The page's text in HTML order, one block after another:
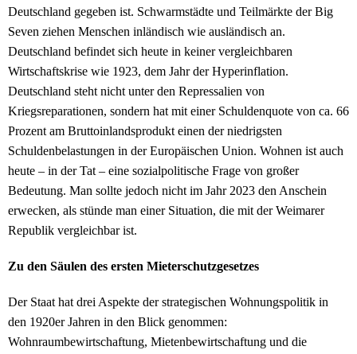
Deutschland gegeben ist. Schwarmstädte und Teilmärkte der Big
Seven ziehen Menschen inländisch wie ausländisch an.
Deutschland befindet sich heute in keiner vergleichbaren
Wirtschaftskrise wie 1923, dem Jahr der Hyperinflation.
Deutschland steht nicht unter den Repressalien von
Kriegsreparationen, sondern hat mit einer Schuldenquote von ca. 66
Prozent am Bruttoinlandsprodukt einen der niedrigsten
Schuldenbelastungen in der Europäischen Union. Wohnen ist auch
heute – in der Tat – eine sozialpolitische Frage von großer
Bedeutung. Man sollte jedoch nicht im Jahr 2023 den Anschein
erwecken, als stünde man einer Situation, die mit der Weimarer
Republik vergleichbar ist.
Zu den Säulen des ersten Mieterschutzgesetzes
Der Staat hat drei Aspekte der strategischen Wohnungspolitik in
den 1920er Jahren in den Blick genommen:
Wohnraumbewirtschaftung, Mietenbewirtschaftung und die